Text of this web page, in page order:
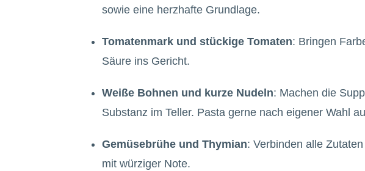
sowie eine herzhafte Grundlage.
Tomatenmark und stückige Tomaten: Bringen
Säure ins Gericht.
Weiße Bohnen und kurze Nudeln: Machen die
Substanz im Teller. Pasta gerne nach eigener Wahl
Gemüsebrühe und Thymian: Verbinden alle
mit würziger Note.